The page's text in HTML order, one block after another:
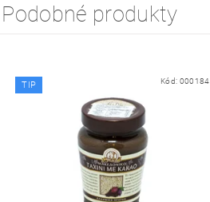
Podobné produkty
TIP Kód: 000184